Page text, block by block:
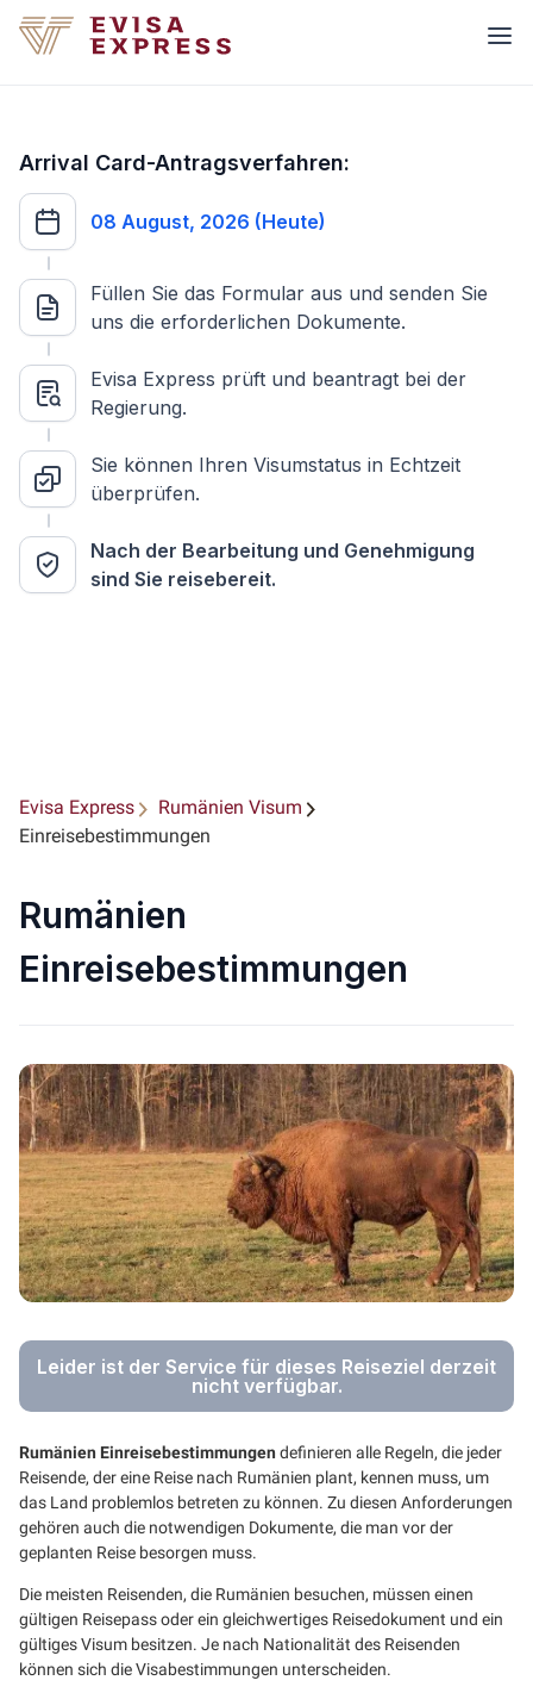
Arrival Card-Antragsverfahren:
08 August, 2026 (Heute)
Füllen Sie das Formular aus und senden Sie
uns die erforderlichen Dokumente.
Evisa Express prüft und beantragt bei der
Regierung.
Sie können Ihren Visumstatus in Echtzeit
überprüfen.
Nach der Bearbeitung und Genehmigung
sind Sie reisebereit.
Evisa Express
Rumänien Visum
Einreisebestimmungen
Rumänien
Einreisebestimmungen
Leider ist der Service für dieses Reiseziel derzeit
nicht verfügbar.
Rumänien Einreisebestimmungen definieren alle Regeln, die jeder
Reisende, der eine Reise nach Rumänien plant, kennen muss, um
das Land problemlos betreten zu können. Zu diesen Anforderungen
gehören auch die notwendigen Dokumente, die man vor der
geplanten Reise besorgen muss.
Die meisten Reisenden, die Rumänien besuchen, müssen einen
gültigen Reisepass oder ein gleichwertiges Reisedokument und ein
gültiges Visum besitzen. Je nach Nationalität des Reisenden
können sich die Visabestimmungen unterscheiden.